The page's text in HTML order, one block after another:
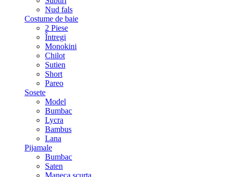
Nud fals
Costume de baie
2 Piese
Întregi
Monokini
Chilot
Sutien
Short
Pareo
Sosete
Model
Bumbac
Lycra
Bambus
Lana
Pijamale
Bumbac
Saten
Maneca scurta